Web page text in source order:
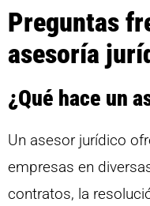
Preguntas
asesoría
¿Qué hace un
Un asesor jurídico
empresas en
contratos, la